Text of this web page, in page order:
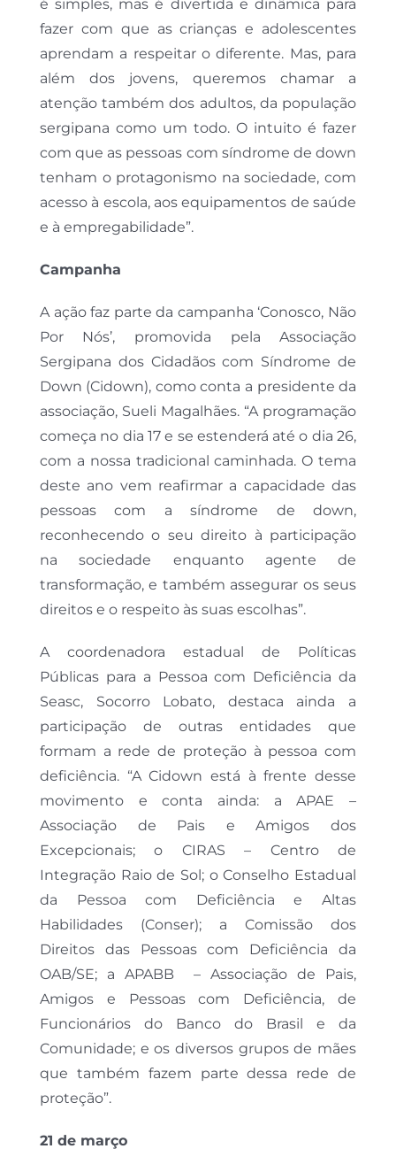
é simples, mas é divertida e dinâmica para
fazer com que as crianças e adolescentes
aprendam a respeitar o diferente. Mas, para
além dos jovens, queremos chamar a
atenção também dos adultos, da população
sergipana como um todo. O intuito é fazer
com que as pessoas com síndrome de down
tenham o protagonismo na sociedade, com
acesso à escola, aos equipamentos de saúde
e à empregabilidade”.
Campanha
A ação faz parte da campanha ‘Conosco, Não
Por Nós’, promovida pela Associação
Sergipana dos Cidadãos com Síndrome de
Down (Cidown), como conta a presidente da
associação, Sueli Magalhães. “A programação
começa no dia 17 e se estenderá até o dia 26,
com a nossa tradicional caminhada. O tema
deste ano vem reafirmar a capacidade das
pessoas com a síndrome de down,
reconhecendo o seu direito à participação
na sociedade enquanto agente de
transformação, e também assegurar os seus
direitos e o respeito às suas escolhas”.
A coordenadora estadual de Políticas
Públicas para a Pessoa com Deficiência da
Seasc, Socorro Lobato, destaca ainda a
participação de outras entidades que
formam a rede de proteção à pessoa com
deficiência. “A Cidown está à frente desse
movimento e conta ainda: a APAE –
Associação de Pais e Amigos dos
Excepcionais; o CIRAS – Centro de
Integração Raio de Sol; o Conselho Estadual
da Pessoa com Deficiência e Altas
Habilidades (Conser); a Comissão dos
Direitos das Pessoas com Deficiência da
OAB/SE; a APABB – Associação de Pais,
Amigos e Pessoas com Deficiência, de
Funcionários do Banco do Brasil e da
Comunidade; e os diversos grupos de mães
que também fazem parte dessa rede de
proteção”.
21 de março